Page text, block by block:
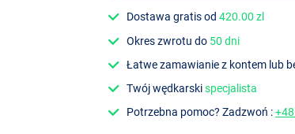
Dostawa gratis od420.00 zl
Okres zwrotu do 50 dni
Łatwe zamawianie z kontem lub
Twój wędkarskispecjalista
Potrzebna pomoc? Zadzwoń :